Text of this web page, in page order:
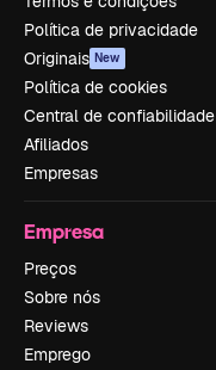
Política de privacidade
Originais New
Política de cookies
Central de confiabilidade
Afiliados
Empresas
Empresa
Preços
Sobre nós
Reviews
Emprego